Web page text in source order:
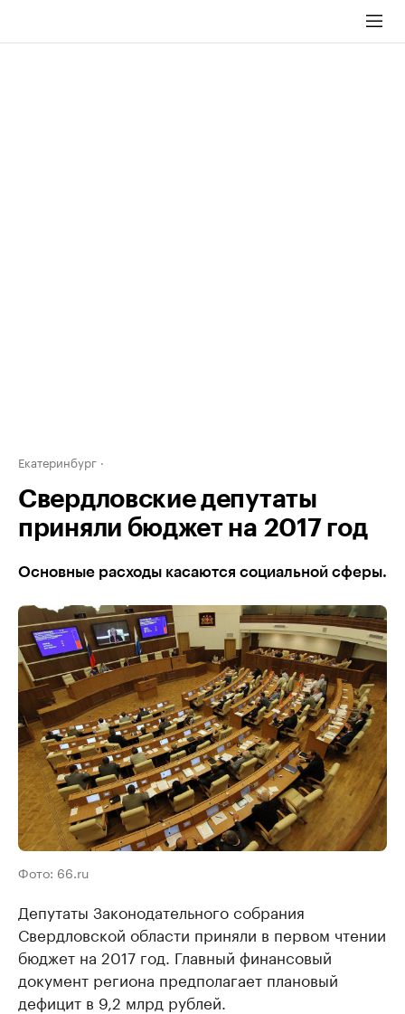
Екатеринбург
Свердловские депутаты
приняли бюджет на 2017 год
Основные расходы касаются социальной сферы.
Фото: 66.ru
Депутаты Законодательного собрания
Свердловской области приняли в первом чтении
бюджет на 2017 год. Главный финансовый
документ региона предполагает плановый
дефицит в 9,2 млрд рублей.